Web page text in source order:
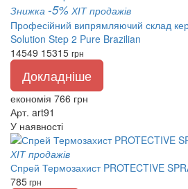
Знижка -5% ХІТ продажів
Професійний випрямляючий склад
Solution Step 2 Pure Brazilian
14549 15315 грн
Докладніше
економія 766 грн
Арт. art91
У наявності
ХІТ продажів
Спрей Термозахист PROTECTIVE
785грн